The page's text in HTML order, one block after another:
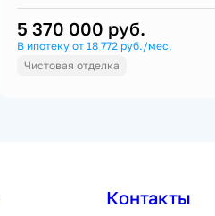
5 370 000 руб.
В ипотеку от 18 772 руб./мес.
Чистовая отделка
Контакты